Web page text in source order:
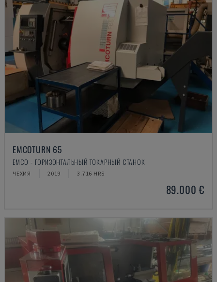
EMCOTURN 65
EMCO - ГОРИЗОНТАЛЬНЫЙ ТОКАРНЫЙ СТАНОК
ЧЕХИЯ 2019 3.716 HRS
89.000 €